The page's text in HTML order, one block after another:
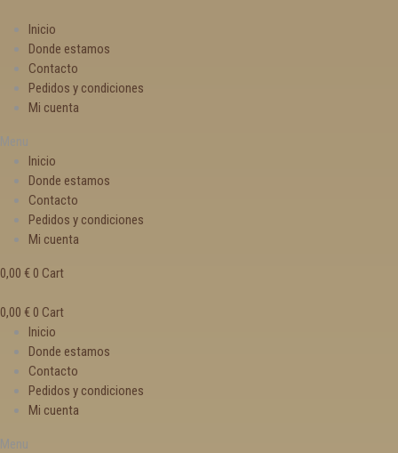
Inicio
Donde estamos
Contacto
Pedidos y condiciones
Mi cuenta
Menu
Inicio
Donde estamos
Contacto
Pedidos y condiciones
Mi cuenta
0,00 € 0 Cart
0,00 € 0 Cart
Inicio
Donde estamos
Contacto
Pedidos y condiciones
Mi cuenta
Menu